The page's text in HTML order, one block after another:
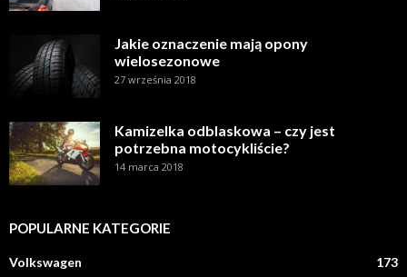
Jakie oznaczenie mają opony
wielosezonowe
27 września 2018
Kamizelka odblaskowa – czy jest
potrzebna motocykliście?
14 marca 2018
POPULARNE KATEGORIE
Volkswagen 173